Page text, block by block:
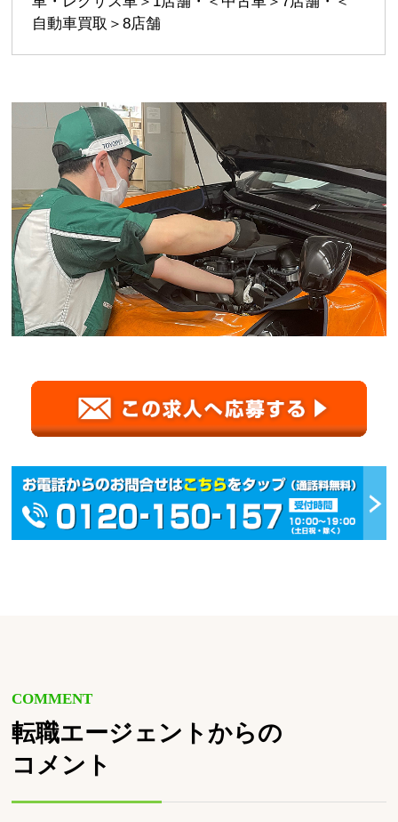
自動車買取＞8店舗
COMMENT
転職エージェントからの
コメント